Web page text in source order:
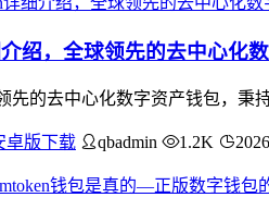
绍，全球领先的去中心化
先的去中心化数字资产钱包，
卓版下载 qbadmin 1.2K